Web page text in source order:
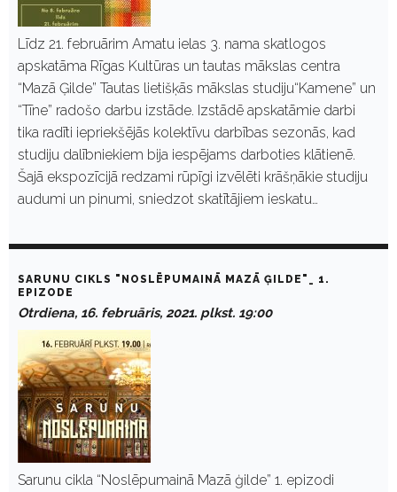
Līdz 21. februārim Amatu ielas 3. nama skatlogos
apskatāma Rīgas Kultūras un tautas mākslas centra
“Mazā Ģilde” Tautas lietišķās mākslas studiju“Kamene” un
“Tīne” radošo darbu izstāde. Izstādē apskatāmie darbi
tika radīti iepriekšējās kolektīvu darbības sezonās, kad
studiju dalībniekiem bija iespējams darboties klātienē.
Šajā ekspozīcijā redzami rūpīgi izvēlēti krāšņākie studiju
audumi un pinumi, sniedzot skatītājiem ieskatu…
SARUNU CIKLS "NOSLĒPUMAINĀ MAZĀ ĢILDE"_ 1.
EPIZODE
Otrdiena, 16. februāris, 2021. plkst. 19:00
Sarunu cikla “Noslēpumainā Mazā ģilde” 1. epizodi